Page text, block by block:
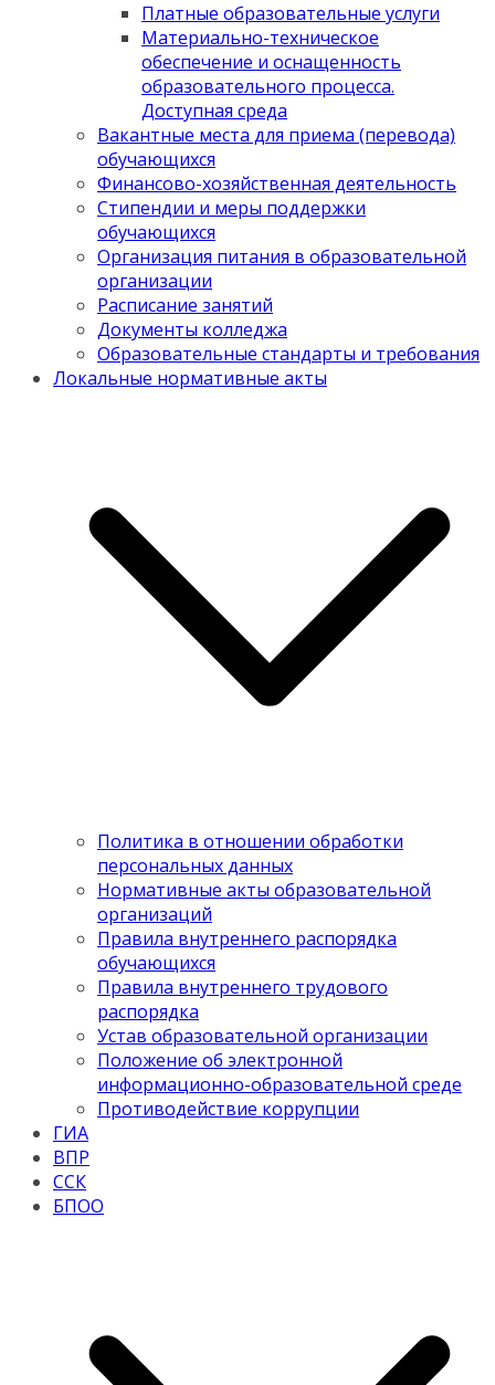
Платные образовательные услуги
Материально-техническое
обеспечение и оснащенность
образовательного процесса.
Доступная среда
Вакантные места для приема (перевода)
обучающихся
Финансово-хозяйственная деятельность
Стипендии и меры поддержки
обучающихся
Организация питания в образовательной
организации
Расписание занятий
Документы колледжа
Образовательные стандарты и требования
Локальные нормативные акты
Политика в отношении обработки
персональных данных
Нормативные акты образовательной
организаций
Правила внутреннего распорядка
обучающихся
Правила внутреннего трудового
распорядка
Устав образовательной организации
Положение об электронной
информационно-образовательной среде
Противодействие коррупции
ГИА
ВПР
ССК
БПОО